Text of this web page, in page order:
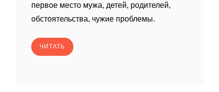
первое место мужа, детей, родителей,
обстоятельства, чужие проблемы.
ЧИТАТЬ